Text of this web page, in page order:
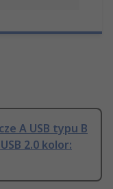
A USB typu B
2.0 kolor: